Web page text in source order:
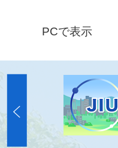
PCで表示